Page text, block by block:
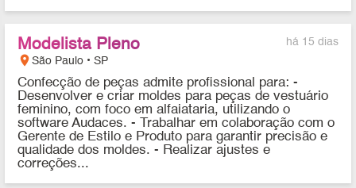
há 15 dias
Modelista Pleno
location_onSão Paulo • SP
Confecção de peças admite profissional para: -
Desenvolver e criar moldes para peças de vestuário
feminino, com foco em alfaiataria, utilizando o
software Audaces. - Trabalhar em colaboração com o
Gerente de Estilo e Produto para garantir precisão e
qualidade dos moldes. - Realizar ajustes e
correções...